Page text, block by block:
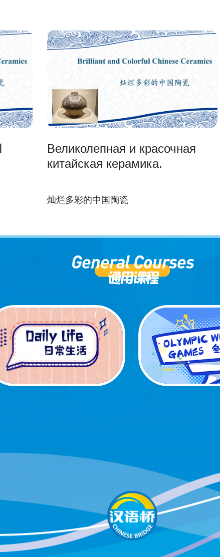
Великолепная и красочная
китайская керамика.
灿烂多彩的中国陶瓷
General Courses
通用课程